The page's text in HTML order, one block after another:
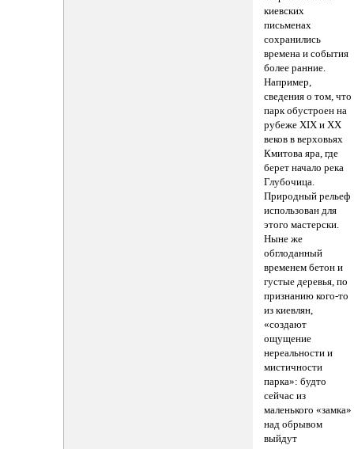
киевских
письменах
сохранились
времена и события
более ранние.
Например,
сведения о том, что
парк обустроен на
рубеже XIX и XX
веков в верховьях
Кмитова яра, где
берет начало река
Глубочица.
Природный рельеф
использован для
этого мастерски.
Ныне же
обглоданный
временем бетон и
густые деревья, по
признанию кого-то
из киевлян,
«создают
ощущение
нереальности и
мистичности
парка»: будто
сейчас из
маленького «замка»
над обрывом
выйдут